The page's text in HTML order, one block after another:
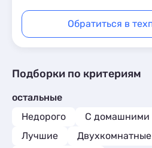
Обратиться в
Подборки по критериям
остальные
Недорого
С домашними
Лучшие
Двухкомнатные